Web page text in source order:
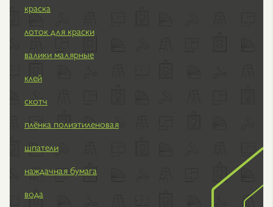
краска
лоток для краски
валики малярные
клей
скотч
плёнка полиэтиленовая
шпатели
наждачная бумага
вода